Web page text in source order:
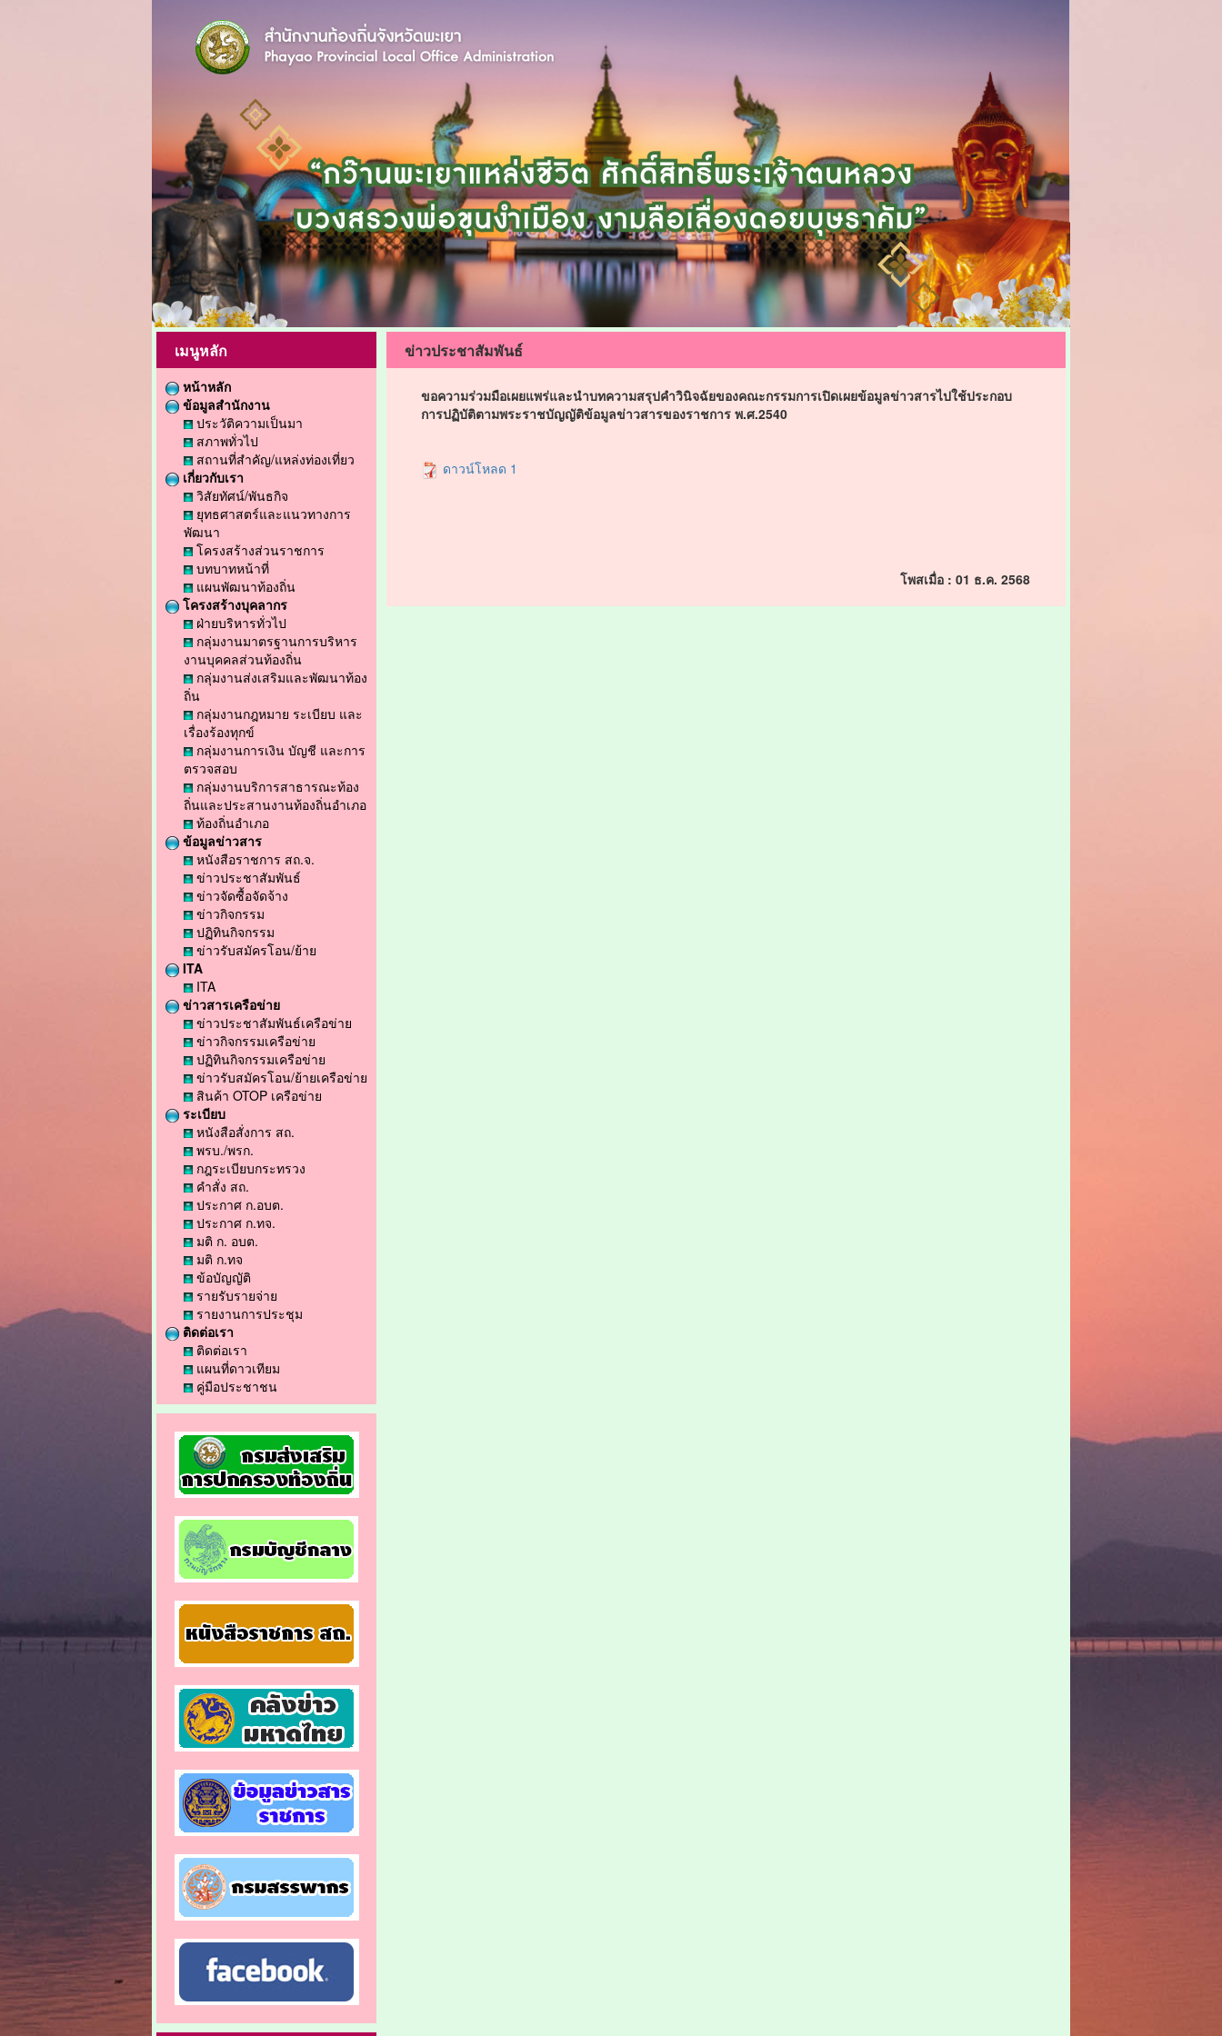
เมนูหลัก
หน้าหลัก
ข้อมูลสำนักงาน
ประวัติความเป็นมา
สภาพทั่วไป
สถานที่สำคัญ/แหล่งท่องเที่ยว
เกี่ยวกับเรา
วิสัยทัศน์/พันธกิจ
ยุทธศาสตร์และแนวทางการ
พัฒนา
โครงสร้างส่วนราชการ
บทบาทหน้าที่
แผนพัฒนาท้องถิ่น
โครงสร้างบุคลากร
ฝ่ายบริหารทั่วไป
กลุ่มงานมาตรฐานการบริหาร
งานบุคคลส่วนท้องถิ่น
กลุ่มงานส่งเสริมและพัฒนาท้อง
ถิ่น
กลุ่มงานกฎหมาย ระเบียบ และ
เรื่องร้องทุกข์
กลุ่มงานการเงิน บัญชี และการ
ตรวจสอบ
กลุ่มงานบริการสาธารณะท้อง
ถิ่นและประสานงานท้องถิ่นอำเภอ
ท้องถิ่นอำเภอ
ข้อมูลข่าวสาร
หนังสือราชการ สถ.จ.
ข่าวประชาสัมพันธ์
ข่าวจัดซื้อจัดจ้าง
ข่าวกิจกรรม
ปฏิทินกิจกรรม
ข่าวรับสมัครโอน/ย้าย
ITA
ITA
ข่าวสารเครือข่าย
ข่าวประชาสัมพันธ์เครือข่าย
ข่าวกิจกรรมเครือข่าย
ปฏิทินกิจกรรมเครือข่าย
ข่าวรับสมัครโอน/ย้ายเครือข่าย
สินค้า OTOP เครือข่าย
ระเบียบ
หนังสือสั่งการ สถ.
พรบ./พรก.
กฎระเบียบกระทรวง
คำสั่ง สถ.
ประกาศ ก.อบต.
ประกาศ ก.ทจ.
มติ ก. อบต.
มติ ก.ทจ
ข้อบัญญัติ
รายรับรายจ่าย
รายงานการประชุม
ติดต่อเรา
ติดต่อเรา
แผนที่ดาวเทียม
คู่มือประชาชน
ข่าวประชาสัมพันธ์
ขอความร่วมมือเผยแพร่และนำบทความสรุปคำวินิจฉัยของคณะกรรมการเปิดเผยข้อมูลข่าวสารไปใช้ประกอบ
การปฏิบัติตามพระราชบัญญัติข้อมูลข่าวสารของราชการ พ.ศ.2540
ดาวน์โหลด 1
โพสเมื่อ : 01 ธ.ค. 2568